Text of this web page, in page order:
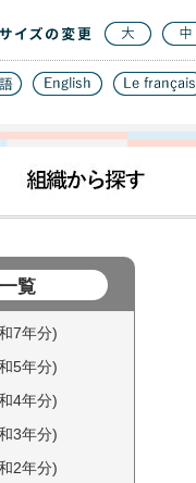
覧
7年分)
5年分)
4年分)
3年分)
2年分)